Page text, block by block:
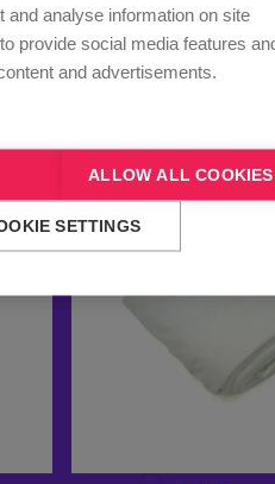
and analyse information on site
provide social media features
and advertisements.
ALLOW ALL COOKIES
SETTINGS